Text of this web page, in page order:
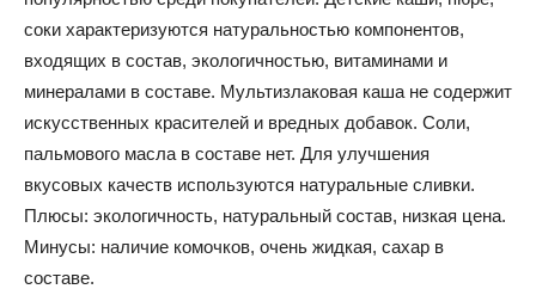
соки характеризуются натуральностью компонентов,
входящих в состав, экологичностью, витаминами и
минералами в составе. Мультизлаковая каша не содержит
искусственных красителей и вредных добавок. Соли,
пальмового масла в составе нет. Для улучшения
вкусовых качеств используются натуральные сливки.
Плюсы: экологичность, натуральный состав, низкая цена.
Минусы: наличие комочков, очень жидкая, сахар в
составе.